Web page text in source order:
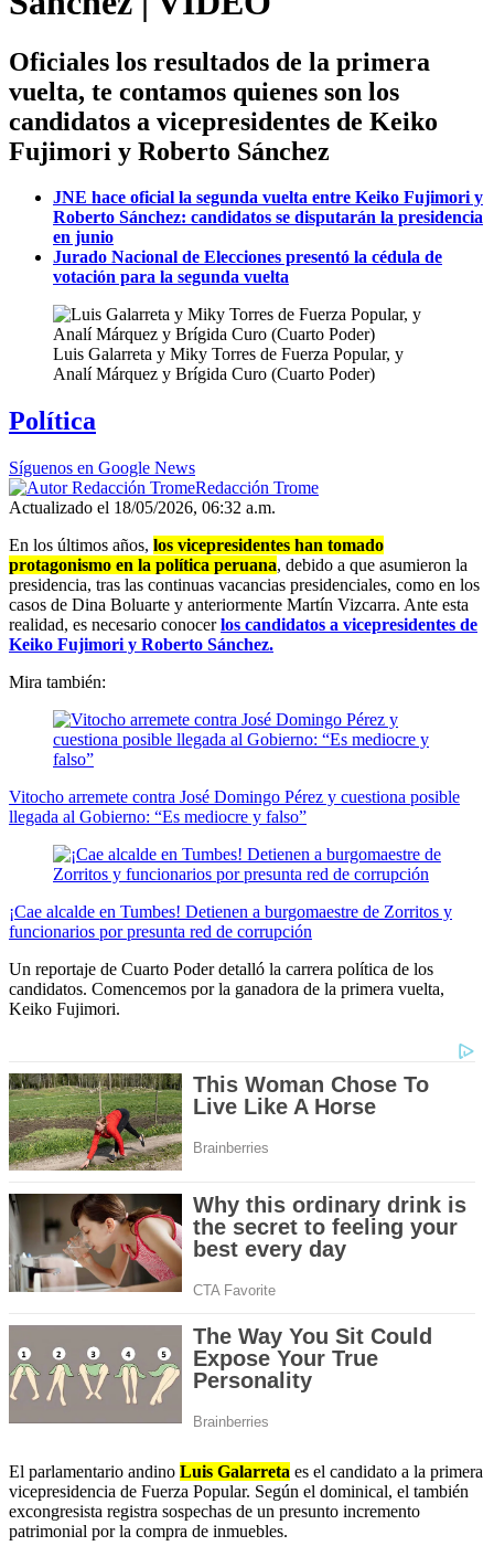
Oficiales los resultados de la primera
vuelta, te contamos quienes son los
candidatos a vicepresidentes de Keiko
Fujimori y Roberto Sánchez
JNE hace oficial la segunda vuelta entre Keiko Fujimori y
Roberto Sánchez: candidatos se disputarán la presidencia
en junio
Jurado Nacional de Elecciones presentó la cédula de
votación para la segunda vuelta
Luis Galarreta y Miky Torres de Fuerza Popular, y
Analí Márquez y Brígida Curo (Cuarto Poder)
Política
Síguenos en Google News
Redacción Trome
Actualizado el 18/05/2026, 06:32 a.m.
En los últimos años, los vicepresidentes han tomado
protagonismo en la política peruana, debido a que asumieron la
presidencia, tras las continuas vacancias presidenciales, como en los
casos de Dina Boluarte y anteriormente Martín Vizcarra. Ante esta
realidad, es necesario conocerlos candidatos a vicepresidentes de
Keiko Fujimori y Roberto Sánchez.
Mira también:
Vitocho arremete contra José Domingo Pérez y cuestiona posible
llegada al Gobierno: “Es mediocre y falso”
¡Cae alcalde en Tumbes! Detienen a burgomaestre de Zorritos y
funcionarios por presunta red de corrupción
Un reportaje de Cuarto Poder detalló la carrera política de los
candidatos. Comencemos por la ganadora de la primera vuelta,
Keiko Fujimori.
El parlamentario andino Luis Galarreta es el candidato a la primera
vicepresidencia de Fuerza Popular. Según el dominical, el también
excongresista registra sospechas de un presunto incremento
patrimonial por la compra de inmuebles.